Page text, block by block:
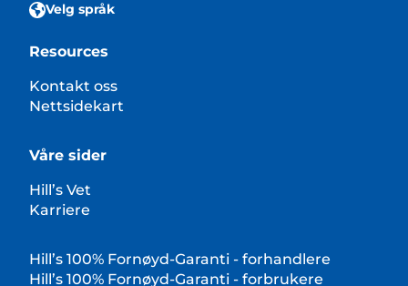
Velg språk
Resources
Kontakt oss
Nettsidekart
Våre sider
Hill’s Vet
Karriere
Hill’s 100% Fornøyd-Garanti - forhandlere
Hill’s 100% Fornøyd-Garanti - forbrukere